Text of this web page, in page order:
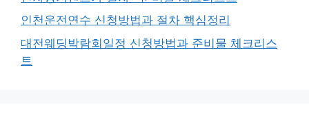
인천운전연수 신청방법과 절차 핵심정리
대전웨딩박람회일정 신청방법과 준비물 체크리스
트